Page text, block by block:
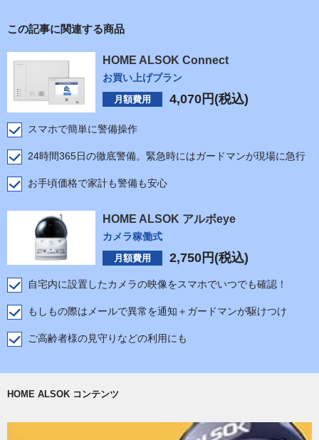
この記事に関連する商品
HOME ALSOK Connect
お買い上げプラン
月額費用 4,070 円(税込)
スマホで簡単に警備操作
24時間365日の徹底警備。緊急時にはガードマンが現場に急行
お手頃価格で家計も警備も安心
HOME ALSOK アルボeye
カメラ稼働式
月額費用 2,750 円(税込)
自宅内に設置したカメラの映像をスマホでいつでも確認！
もしもの際はメールで異常を通知＋ガードマンが駆けつけ
ご高齢者様の見守りなどの利用にも
HOME ALSOK コンテンツ